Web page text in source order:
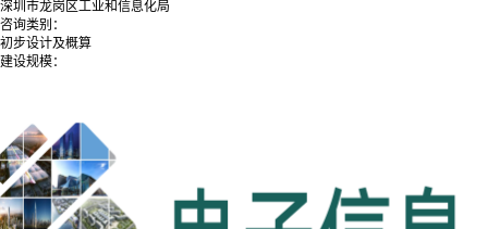
深圳市龙岗区工业和信息化局
咨询类别：
初步设计及概算
建设规模：